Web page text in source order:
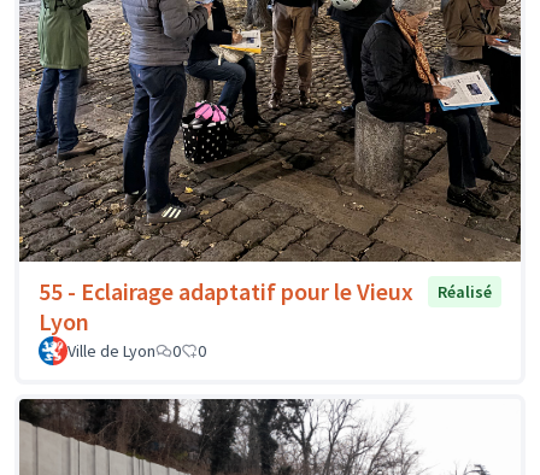
55 - Eclairage adaptatif pour le Vieux
Lyon
Réalisé
Ville de Lyon 0 0